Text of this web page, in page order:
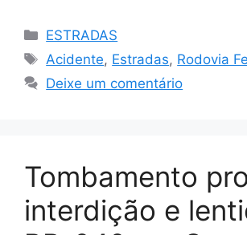
Categorias
ESTRADAS
Tags
Acidente, Estradas, Rodovia
Deixe um comentário
Tombamento
interdição e